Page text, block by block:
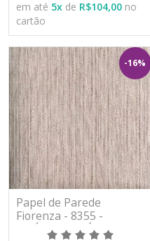
em até 5x de R$104,00 no
cartão
-16%
Papel de Parede
Fiorenza - 8355 -
VINÍLICO LAVÁVEL